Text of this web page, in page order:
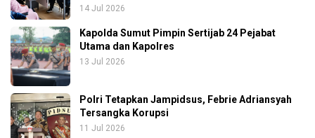
14 Jul 2026
Kapolda Sumut Pimpin Sertijab 24 Pejabat
Utama dan Kapolres
13 Jul 2026
Polri Tetapkan Jampidsus, Febrie Adriansyah
Tersangka Korupsi
11 Jul 2026